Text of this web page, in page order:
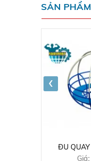
SẢN
ĐU
Giá:
‹